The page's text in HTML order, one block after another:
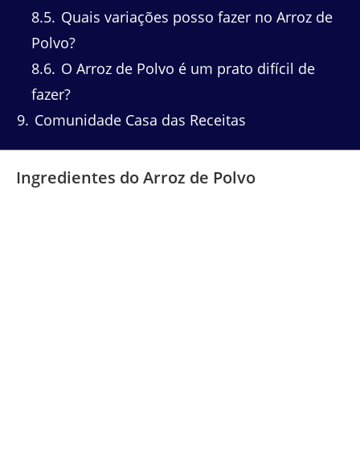
8.5 Quais variações posso fazer no Arroz de
Polvo?
8.6 O Arroz de Polvo é um prato difícil de
fazer?
9 Comunidade Casa das Receitas
Ingredientes do Arroz de Polvo